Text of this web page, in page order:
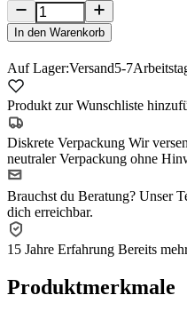
In den Warenkorb
Auf Lager:Versand5-7
Produkt zur Wunschliste
Diskrete Verpackung Wir
neutraler Verpackung ohne
Brauchst du Beratung? Unser
dich erreichbar.
15 Jahre Erfahrung Bereits
Produktmerkmale